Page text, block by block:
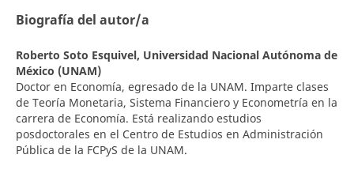
Biografía del autor/a
Roberto Soto Esquivel, Universidad Nacional Autónoma de
México (UNAM)
Doctor en Economía, egresado de la UNAM. Imparte clases
de Teoría Monetaria, Sistema Financiero y Econometría en la
carrera de Economía. Está realizando estudios
posdoctorales en el Centro de Estudios en Administración
Pública de la FCPyS de la UNAM.